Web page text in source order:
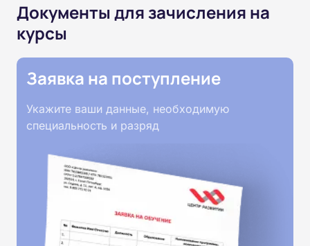
Документы для зачисления на
курсы
Заявка на поступление
Укажите ваши данные, необходимую
специальность и разряд